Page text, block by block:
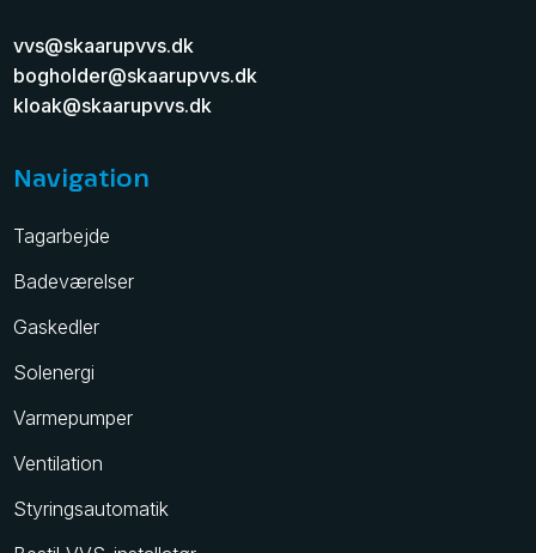
vvs@skaarupvvs.dk
bogholder@skaarupvvs.dk
kloak@skaarupvvs.dk
Navigation
Tagarbejde
Badeværelser
Gaskedler
Solenergi
Varmepumper
Ventilation
Styringsautomatik